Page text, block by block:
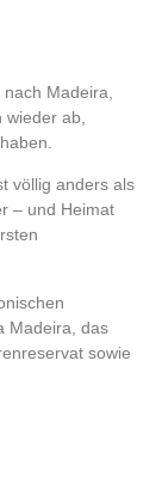
Madeira,
ab,
völlig anders als
– und Heimat
Madeira , das
sowie